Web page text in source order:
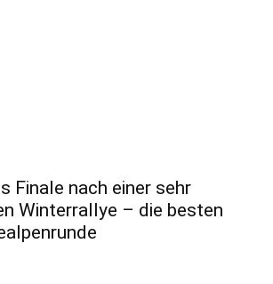
Finale nach einer sehr
Winterrallye – die besten